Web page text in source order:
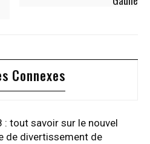
Connexes
: tout savoir sur le nouvel
de divertissement de